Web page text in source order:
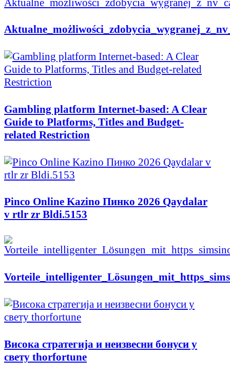
Gambling platform Internet-based: A Clear
Guide to Platforms, Titles and Budget-
related Restriction
Pinco Online Kazino Пинко 2026 Qaydalar
v rtlr zr Bldi.5153
Висока стратегија и неизвесни бонуси у
свету thorfortune